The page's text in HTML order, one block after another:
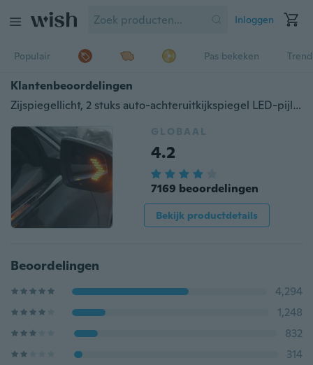
Inloggen
Populair Pas bekeken
Klantenbeoordelingen
Zijspiegellicht, 2 stuks auto-achteruitkijkspiegel LED-pijlpaneel richtingaanwijzer
GLOBAAL
4.2
7169 beoordelingen
Bekijk productdetails
Beoordelingen
4,294
1,248
832
314